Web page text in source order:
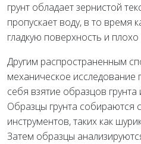
грунт обладает зернистой
пропускает воду, в то время
гладкую поверхность и плохо
Другим распространенным
механическое исследование
себя взятие образцов
Образцы грунта
инструментов, таких как
Затем образцы